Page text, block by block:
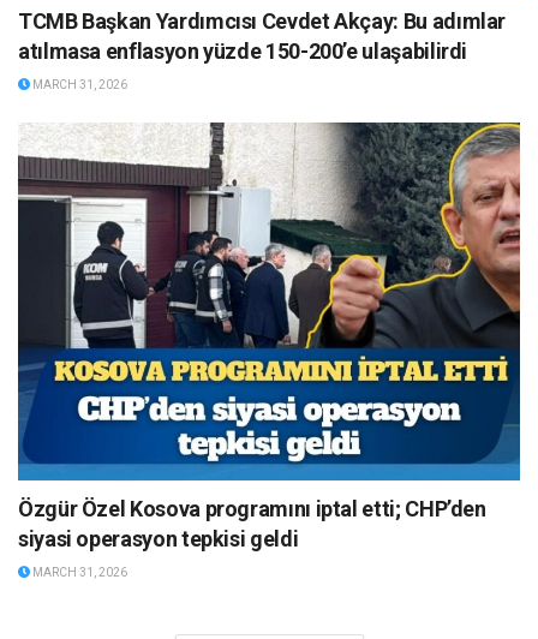
TCMB Başkan Yardımcısı Cevdet Akçay: Bu adımlar
atılmasa enflasyon yüzde 150-200’e ulaşabilirdi
MARCH 31, 2026
Özgür Özel Kosova programını iptal etti; CHP’den
siyasi operasyon tepkisi geldi
MARCH 31, 2026